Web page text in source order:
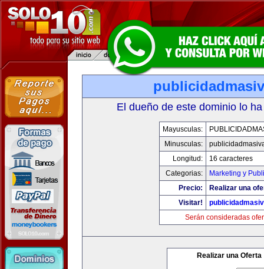
El dueño de este dominio lo
Mayusculas:
Minusculas:
Longitud:
16 caracteres
Categorias:
Marketing y
Precio:
Realizar una
Visitar!
Serán consideradas
Realizar una Oferta